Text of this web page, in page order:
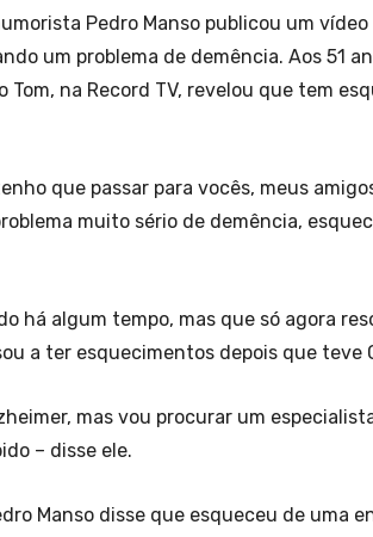
Pedro Manso publicou um
um problema de demência. Aos 51
Tom, na Record TV, revelou que tem
que passar para vocês, meus
muito sério de demência,
há algum tempo, mas que só agora
a ter esquecimentos depois que teve
mas vou procurar um
– disse ele.
Manso disse que esqueceu de uma